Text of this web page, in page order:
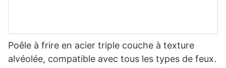
Poêle à frire en acier triple couche à texture
alvéolée, compatible avec tous les types de feux.